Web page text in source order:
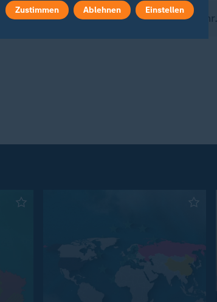
Xpress am 22. Februar 2026 ab 10 Uhr.
Zustimmen Ablehnen Einstellen